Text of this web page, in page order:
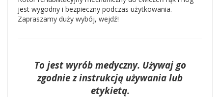
jest wygodny i bezpieczny podczas użytkowania.
Zapraszamy duży wybój, wejdź!
To jest wyrób medyczny. Używaj go
zgodnie z instrukcją używania lub
etykietą.